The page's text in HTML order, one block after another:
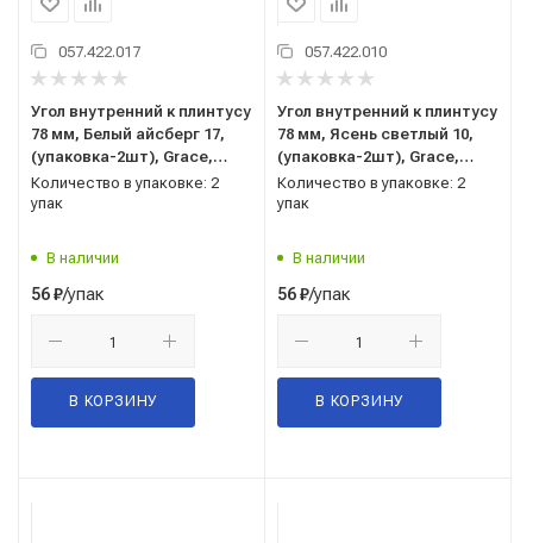
057.422.017
Угол внутренний к плинтусу
78 мм, Белый айсберг 17,
(упаковка-2шт), Grace,
Cardinal
Количество в упаковке: 2
упак
В наличии
56₽/упак
В КОРЗИНУ
057.422.010
Угол внутренний к плинтусу
78 мм, Ясень светлый 10,
(упаковка-2шт), Grace,
Cardinal
Количество в упаковке: 2
упак
В наличии
56₽/упак
В КОРЗИНУ